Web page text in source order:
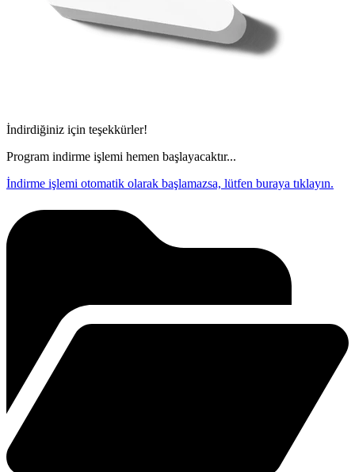
İndirdiğiniz için teşekkürler!
Program indirme işlemi hemen başlayacaktır...
İndirme işlemi otomatik olarak başlamazsa, lütfen buraya tıklayın.